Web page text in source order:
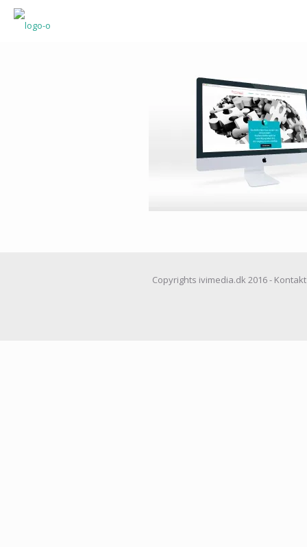
Copyrights ivimedia.dk 2016 -